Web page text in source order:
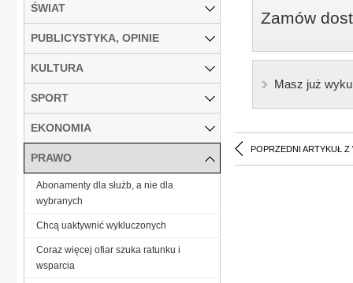
Zamów
Masz już
POPRZEDNI ARTYKUŁ Z
ŚWIAT
PUBLICYSTYKA, OPINIE
KULTURA
SPORT
EKONOMIA
PRAWO
Abonamenty dla służb, a nie dla
wybranych
Chcą uaktywnić wykluczonych
Coraz więcej ofiar szuka ratunku i
wsparcia